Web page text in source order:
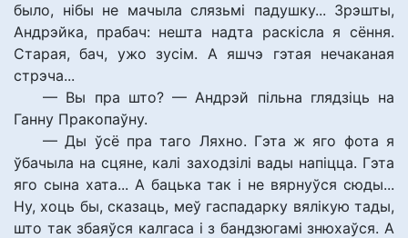
было, нібы не мачыла слязьмі падушку... Зрэшты,
Андрэйка, прабач: нешта надта раскісла я сёння.
Старая, бач, ужо зусім. А яшчэ гэтая нечаканая
стрэча...
— Вы пра што? — Андрэй пільна глядзіць на
Ганну Пракопаўну.
— Ды ўсё пра таго Ляхно. Гэта ж яго фота я
ўбачыла на сцяне, калі заходзілі вады напіцца. Гэта
яго сына хата... А бацька так і не вярнуўся сюды...
Ну, хоць бы, сказаць, меў гаспадарку вялікую тады,
што так збаяўся калгаса і з бандзюгамі знюхаўся. А